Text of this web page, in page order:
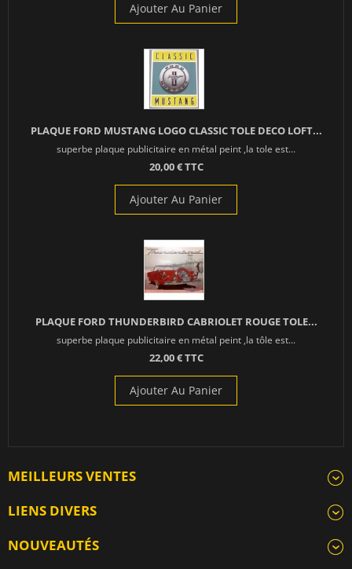
Ajouter Au Panier
PLAQUE FORD MUSTANG LOGO CLASSIC TOLE DECO LOFT...
superbe plaque publicitaire en métal peint ,la tole est...
20,00 € TTC
Ajouter Au Panier
PLAQUE FORD THUNDERBIRD CABRIOLET ROUGE TOLE...
superbe plaque publicitaire en métal peint ,la tôle est...
22,00 € TTC
Ajouter Au Panier
MEILLEURS VENTES
LIENS DIVERS
NOUVEAUTÉS